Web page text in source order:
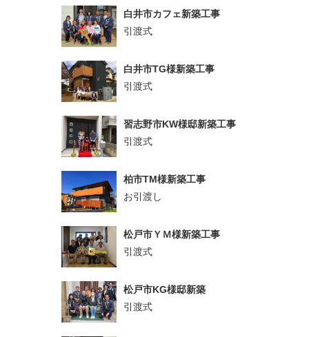
白井市カフェ新築工事
引渡式
白井市TG様新築工事
引渡式
習志野市KW様邸新築工事
引渡式
柏市TM様新築工事
お引渡し
松戸市ＹＭ様新築工事
引渡式
松戸市KG様邸新築
引渡式